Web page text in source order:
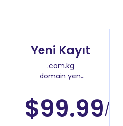
Yeni Kayıt
.com.kg
domain yeni
$99.99/Yıl